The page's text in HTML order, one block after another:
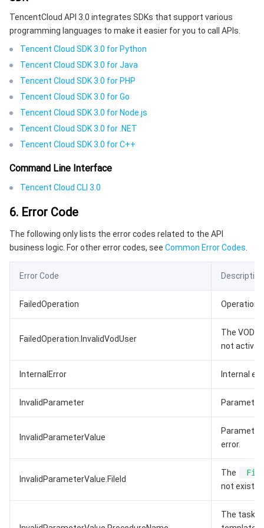
TencentCloud API 3.0 integrates SDKs that support various
programming languages to make it easier for you to call APIs.
Tencent Cloud SDK 3.0 for Python
Tencent Cloud SDK 3.0 for Java
Tencent Cloud SDK 3.0 for PHP
Tencent Cloud SDK 3.0 for Go
Tencent Cloud SDK 3.0 for Node.js
Tencent Cloud SDK 3.0 for .NET
Tencent Cloud SDK 3.0 for C++
Command Line Interface
Tencent Cloud CLI 3.0
6. Error Code
The following only lists the error codes related to the API
business logic. For other error codes, see Common Error Codes
Error Code Description
FailedOperation Operation
FailedOperation.InvalidVodUser
The VOD
not
InternalError Internal
InvalidParameter Parameter
InvalidParameterValue
Parameter
error.
InvalidParameterValue.FileId
The
not exist.
The task